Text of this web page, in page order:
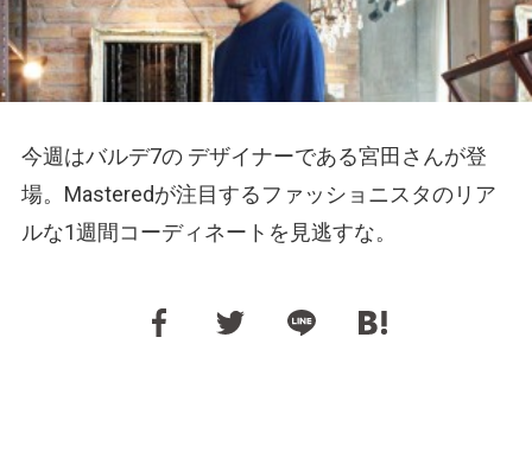
今週はバルデ7の デザイナーである宮田さんが登
場。Masteredが注目するファッショニスタのリア
ルな1週間コーディネートを見逃すな。